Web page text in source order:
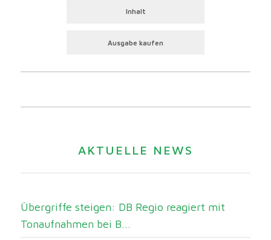
Inhalt
Ausgabe kaufen
AKTUELLE NEWS
Übergriffe steigen: DB Regio reagiert mit
Tonaufnahmen bei B...